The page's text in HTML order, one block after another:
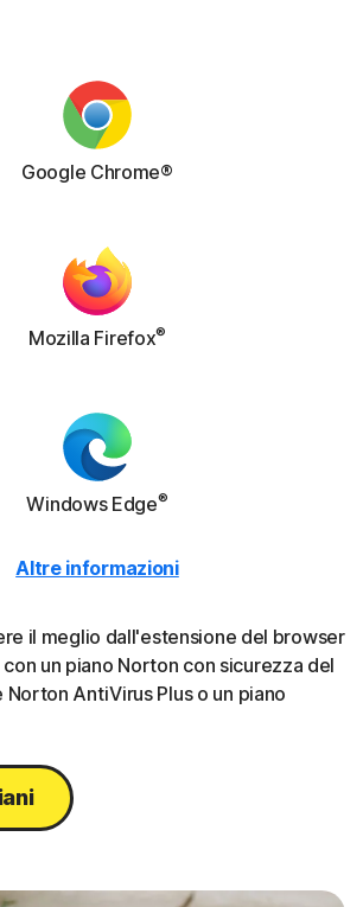
Google Chrome®
Mozilla Firefox®
Windows Edge®
Altre informazioni
il meglio dall'estensione del browser
un piano Norton con sicurezza del
AntiVirus Plus o un piano